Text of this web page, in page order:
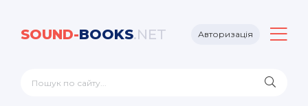
SOUND-BOOKS.NET Авторизація